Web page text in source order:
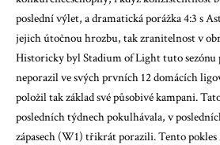
poslední výlet, adramatická porážka 4:3 s
jejich útočnou hrozbu, tak zranitelnost v
Historicky byl Stadium of Light tuto sezónu
neporazil ve svých prvních 12 domácích
položil tak základ své působivé kampani.
posledních týdnech pokulhávala, v
zápasech (W1) třikrát porazili. Tento pokles